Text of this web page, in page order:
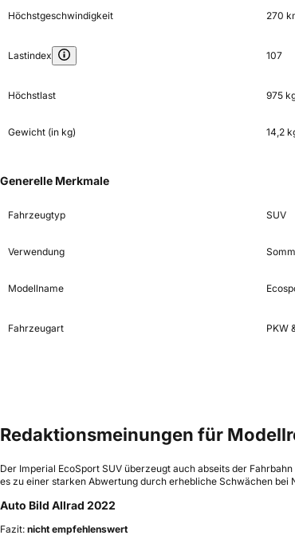
Höchstgeschwindigkeit 270
Lastindex 107
Höchstlast 975
Gewicht (in kg) 14,2
Generelle Merkmale
Fahrzeugtyp SUV
Verwendung
Modellname
Fahrzeugart PKW
Redaktionsmeinungen für
Der Imperial EcoSport SUV überzeugt auch abseits der
es zu einer starken Abwertung durch erhebliche Schwächen
Auto Bild Allrad 2022
Fazit: nicht empfehlenswert